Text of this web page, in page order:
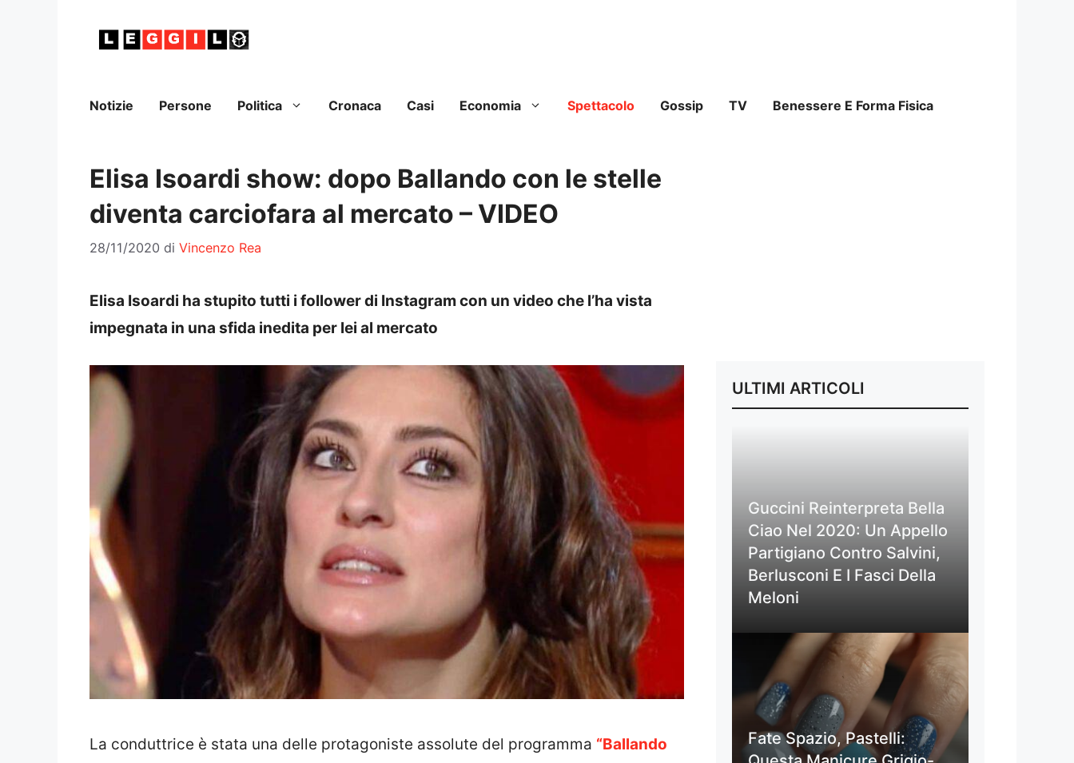
Notizie Persone Politica Cronaca Casi Economia Spettacolo Gossip TV Benessere E Forma Fisica
Elisa Isoardi show: dopo Ballando con le stelle
diventa carciofara al mercato – VIDEO
28/11/2020 di Vincenzo Rea
Elisa Isoardi ha stupito tutti i follower di Instagram con un video che l’ha vista
impegnata in una sfida inedita per lei al mercato
La conduttrice è stata una delle protagoniste assolute del programma “Ballando
ULTIMI ARTICOLI
Guccini Reinterpreta Bella
Ciao Nel 2020: Un Appello
Partigiano Contro Salvini,
Berlusconi E I Fasci Della
Meloni
Fate Spazio, Pastelli: